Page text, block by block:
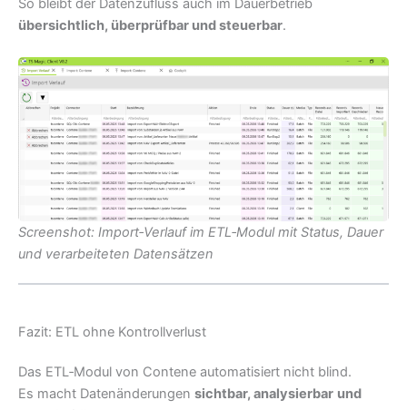
So bleibt der Datenzufluss auch im Dauerbetrieb
übersichtlich, überprüfbar und steuerbar.
Screenshot: Import‑Verlauf im ETL‑Modul mit Status, Dauer
und verarbeiteten Datensätzen
Fazit: ETL ohne Kontrollverlust
Das ETL‑Modul von Contene automatisiert nicht blind.
Es macht Datenänderungen sichtbar, analysierbar und